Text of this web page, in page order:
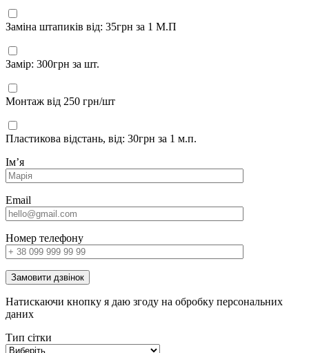
Заміна штапиків від: 35грн за 1 М.П
Замір: 300грн за шт.
Монтаж від 250 грн/шт
Пластикова відстань, від: 30грн за 1 м.п.
Імʼя
Email
Номер телефону
Замовити дзвінок
Натискаючи кнопку я даю згоду на обробку персональних
даних
Тип сітки